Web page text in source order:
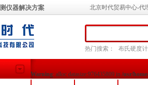
仪器解决方案
热门搜索： 布氏硬度计
Warning: alloc datasize:976435809 in /usr/
北京时代贸易中心-代